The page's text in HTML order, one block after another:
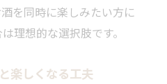
を同時に楽しみたい方に
理想的な選択肢です。
楽しくなる工夫